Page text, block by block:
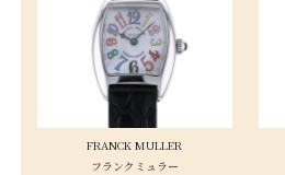
FRANCK MULLER
フランクミュラー